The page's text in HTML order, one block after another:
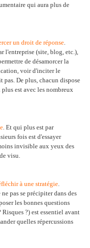
qui aura plus de
un droit de réponse.
l'entreprise (site, blog, etc.),
de désamorcer la
voir d'inciter le
De plus, chacun dispose
est avec les nombreux
. Et qui plus est par
fois est d'essayer
invisible aux yeux des
visu.
à une stratégie.
pas se précipiter dans des
les bonnes questions
?) est essentiel avant
quelles répercussions